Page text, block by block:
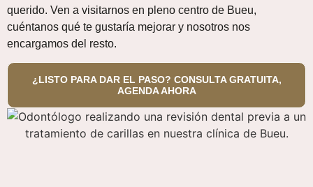
querido. Ven a visitarnos en pleno centro de Bueu,
cuéntanos qué te gustaría mejorar y nosotros nos
encargamos del resto.
¿LISTO PARA DAR EL PASO? CONSULTA GRATUITA,
AGENDA AHORA